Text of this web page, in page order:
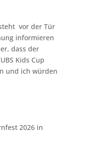
vor der Tür
informieren
dass der
Kids Cup
und ich würden
2026 in